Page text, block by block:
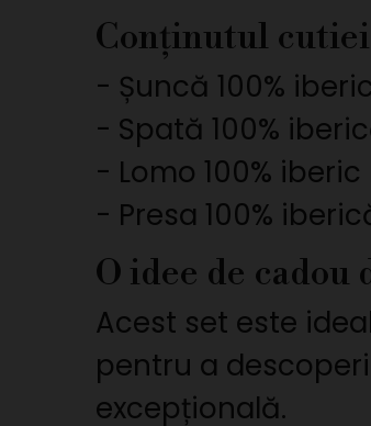
Conținutul cutiei
- Șuncă 100%
- Spată 100%
- Lomo 100%
- Presa 100%
O idee de cadou
Acest set este
pentru a
excepțională.